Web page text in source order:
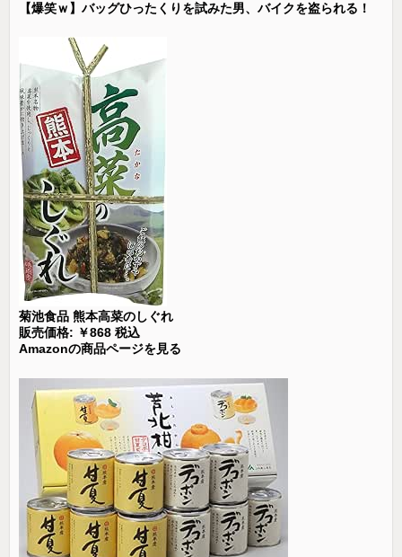
【爆笑ｗ】バッグひったくりを試みた男、バイクを盗られる！
菊池食品 熊本高菜のしぐれ
販売価格: ￥868 税込
Amazonの商品ページを見る